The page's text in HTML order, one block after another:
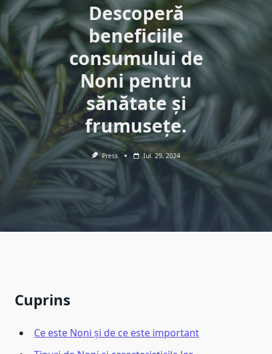
Descoperă
beneficiile
consumului de
Noni pentru
sănătate și
frumusețe.
Press Iul. 29, 2024
Cuprins
Ce este Noni și de ce este important